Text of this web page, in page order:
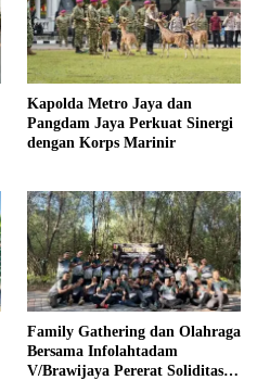
Kapolda Metro Jaya dan
Pangdam Jaya Perkuat Sinergi
dengan Korps Marinir
Family Gathering dan Olahraga
Bersama Infolahtadam
V/Brawijaya Pererat Soliditas